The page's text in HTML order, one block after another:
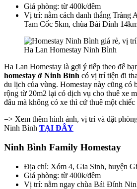
Giá phòng: từ 400k/đêm
Vị trí: nằm cách danh thắng Tràng
Tam Cốc 5km, chùa Bái Đính
Ha Lan Homestay Ninh Bình
Ha Lan Homestay là gợi ý tiếp theo để
homestay ở Ninh Bình có vị trí tiện đi
du lịch của vùng. Homestay này cũng có
rộng từ 20m2 lại có dịch vụ cho thuê xe
đâu mà không có xe thì cứ thuê một
=> Xem thêm hình ảnh, vị trí và đặt
Ninh Bình TẠI ĐÂY
Ninh Bình Family Homestay
Địa chỉ: Xóm 4, Gia Sinh, huyện
Giá phòng: từ 400k/đêm
Vị trí: nằm ngay chùa Bái Đính